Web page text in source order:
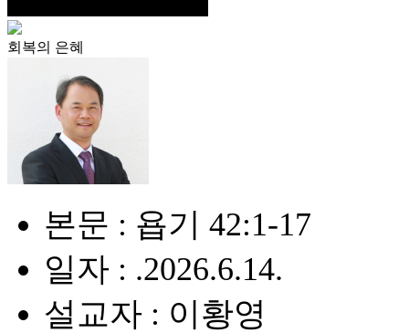
회복의 은혜
본문 : 욥기 42:1-17
일자 : .2026.6.14.
설교자 : 이황영